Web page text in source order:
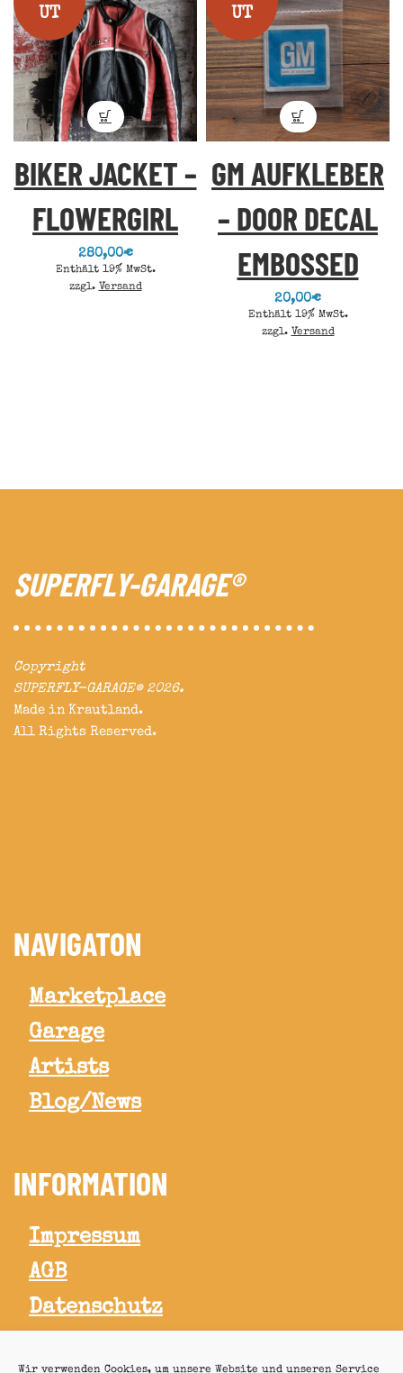
Wir verwenden Cookies, um unsere Website und unseren Service
UT
BIKER JACKET –
FLOWERGIRL
280,00€
Enthält 19% MwSt.
zzgl. Versand
UT
GM AUFKLEBER
– DOOR DECAL
EMBOSSED
20,00€
Enthält 19% MwSt.
zzgl. Versand
SUPERFLY-GARAGE®
Copyright
SUPERFLY-GARAGE® 2026.
Made in Krautland.
All Rights Reserved.
NAVIGATON
Marketplace
Garage
Artists
Blog/News
INFORMATION
Impressum
AGB
Datenschutz